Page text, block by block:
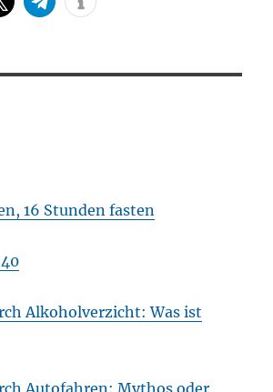
16 Stunden fasten
Alkoholverzicht: Was ist